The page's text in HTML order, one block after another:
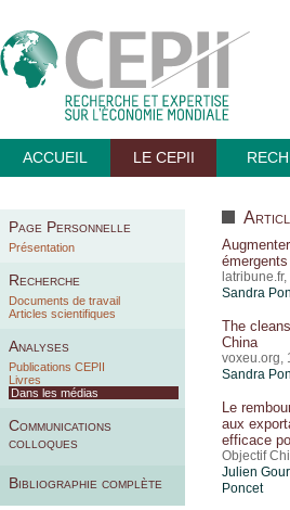
ACCUEIL LE CEPII
Page Personnelle
Présentation
Recherche
Documents de travail
Articles scientifiques
Analyses
Publications CEPII
Livres
Dans les médias
Communications
colloques
Bibliographie complète
Sandra
The
China
voxeu.org,
Sandra
Le
aux
efficace
Objectif
Julien
Poncet